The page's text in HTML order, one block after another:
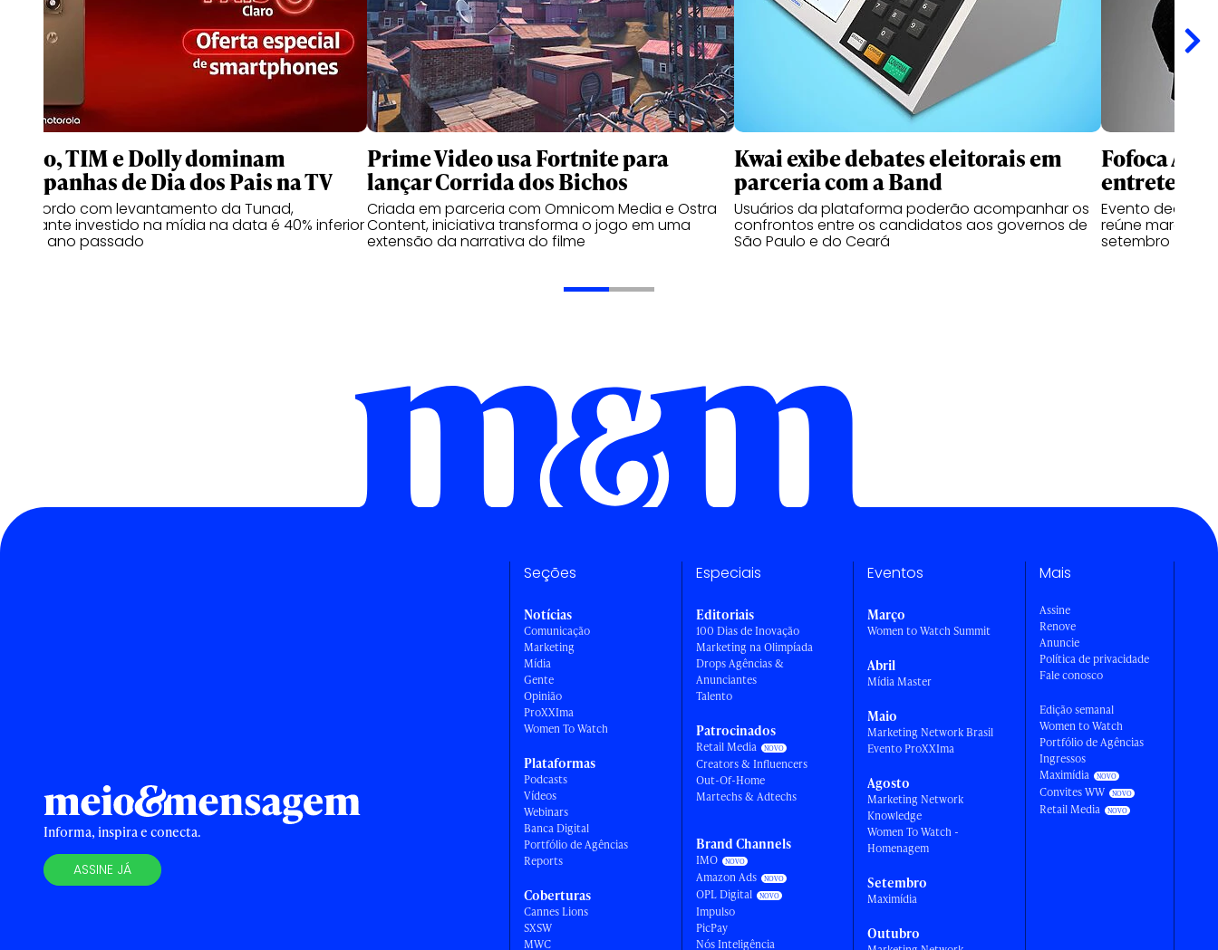
Claro, TIM e Dolly dominam
campanhas de Dia dos Pais na TV
De acordo com levantamento da Tunad,
montante investido na mídia na data é 40% inferior
ao do ano passado
Prime Video usa Fortnite para
lançar Corrida dos Bichos
Criada em parceria com Omnicom Media e Ostra
Content, iniciativa transforma o jogo em uma
extensão da narrativa do filme
Kwai exibe debates eleitorais em
parceria com a Band
Usuários da plataforma poderão acompanhar os
confrontos entre os candidatos aos governos de
São Paulo e do Ceará
Fofoca
Evento
reúne marcas,
setembro
Informa, inspira e conecta.
ASSINE JÁ
Seções
Notícias
Comunicação
Marketing
Mídia
Gente
Opinião
ProXXIma
Women To Watch
Plataformas
Podcasts
Vídeos
Webinars
Banca Digital
Portfólio de Agências
Reports
Coberturas
Cannes Lions
SXSW
MWC
Especiais
Editoriais
100 Dias de Inovação
Marketing na Olimpíada
Drops Agências &
Anunciantes
Talento
Patrocinados
Retail Media
Creators & Influencers
Out-Of-Home
Martechs & Adtechs
Brand Channels
IMO
Amazon Ads
OPL Digital
Impulso
PicPay
Nós Inteligência
Eventos
Março
Women to Watch Summit
Abril
Mídia Master
Maio
Marketing Network Brasil
Evento ProXXIma
Agosto
Marketing Network
Knowledge
Women To Watch -
Homenagem
Setembro
Maximídia
Outubro
Mais
Assine
Renove
Anuncie
Política de privacidade
Fale conosco
Edição semanal
Women to Watch
Portfólio de Agências
Ingressos
Maximídia
Convites WW
Retail Media